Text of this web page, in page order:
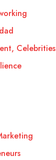
Celebrities